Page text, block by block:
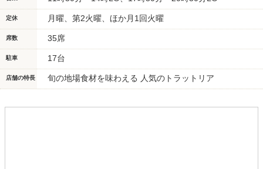
定休 月曜、第2火曜、ほか月1回火曜
席数 35席
駐車 17台
店舗の特長 旬の地場食材を味わえる 人気のトラットリア